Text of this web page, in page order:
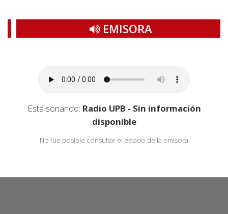
EMISORA
Está sonando: Radio UPB - Sin información
disponible
No fue posible consultar el estado de la emisora